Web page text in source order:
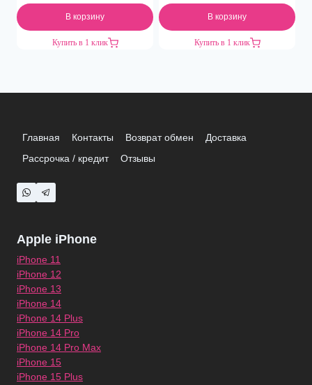
В корзину
Купить в 1 клик
В корзину
Купить в 1 клик
Главная Контакты Возврат обмен
Доставка
Рассрочка / кредит
Отзывы
Apple iPhone
iPhone 11
iPhone 12
iPhone 13
iPhone 14
iPhone 14 Plus
iPhone 14 Pro
iPhone 14 Pro Max
iPhone 15
iPhone 15 Plus